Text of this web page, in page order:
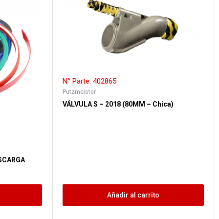
N° Parte: 402865
Putzmeister
VÁLVULA S – 2018 (80MM – Chica)
Añadir al carrito